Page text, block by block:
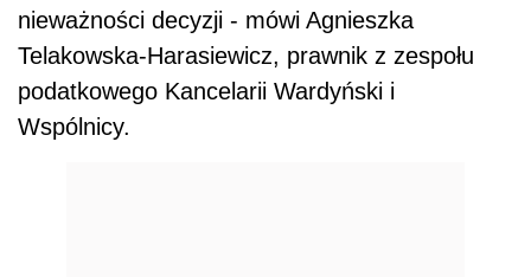
nieważności decyzji - mówi Agnieszka
Telakowska-Harasiewicz, prawnik z zespołu
podatkowego Kancelarii Wardyński i
Wspólnicy.